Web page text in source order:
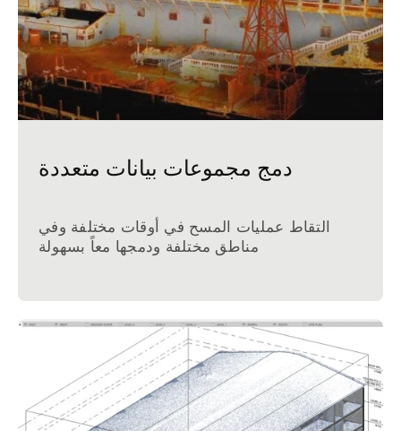
دمج مجموعات بيانات متعددة
التقاط عمليات المسح في أوقات مختلفة وفي
مناطق مختلفة ودمجها معاً بسهولة